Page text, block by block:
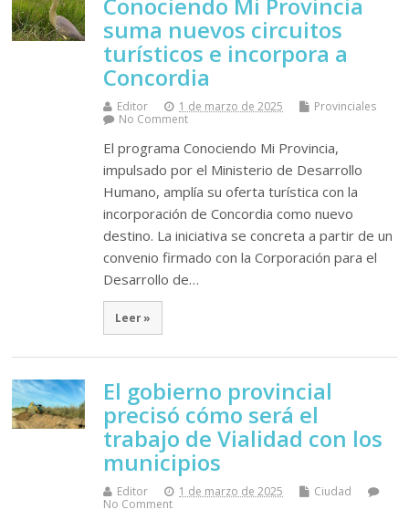
suma nuevos circuitos
turísticos e incorpora a
Concordia
Editor 1 de marzo de 2025
Provinciales
No Comment
El programa Conociendo Mi Provincia,
impulsado por el Ministerio de Desarrollo
Humano, amplía su oferta turística con la
incorporación de Concordia como nuevo
destino. La iniciativa se concreta a partir de un
convenio firmado con la Corporación para el
Desarrollo de…
Leer »
El gobierno provincial
precisó cómo será el
trabajo de Vialidad con los
municipios
Editor 1 de marzo de 2025
Ciudad
No Comment